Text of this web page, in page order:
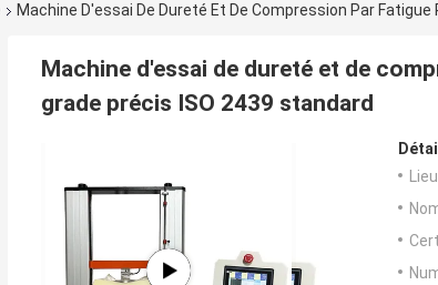
Machine D'essai De Dureté Et De Compression Par
Machine d'essai de dureté et de
grade précis ISO 2439 standard